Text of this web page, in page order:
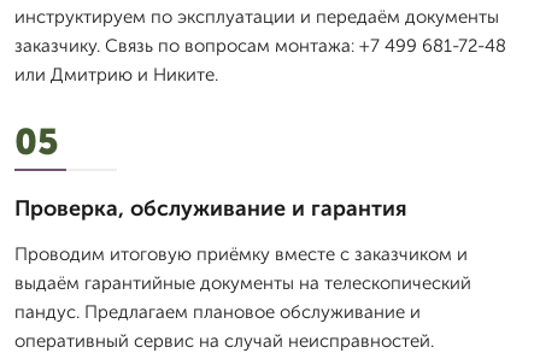
инструктируем по эксплуатации и передаём документы
заказчику. Связь по вопросам монтажа: +7 499 681-72-48
или Дмитрию и Никите.
05
Проверка, обслуживание и гарантия
Проводим итоговую приёмку вместе с заказчиком и
выдаём гарантийные документы на телескопический
пандус. Предлагаем плановое обслуживание и
оперативный сервис на случай неисправностей.